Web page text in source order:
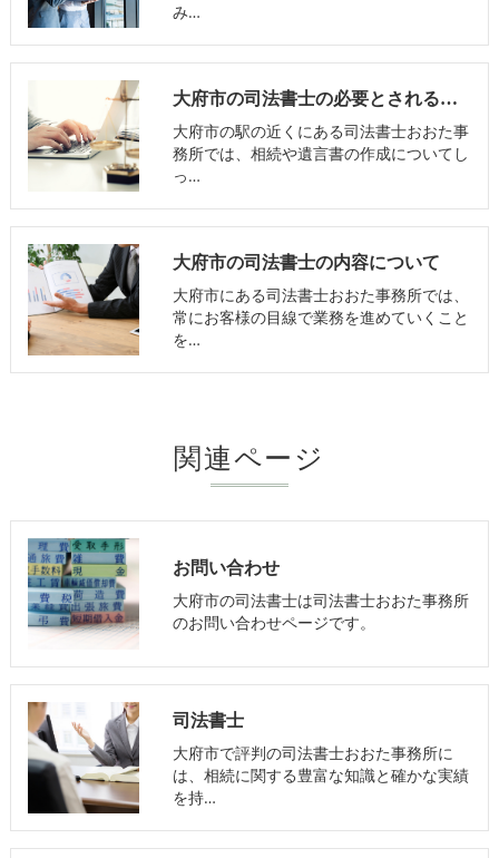
み…
大府市の司法書士の必要とされる理由
大府市の駅の近くにある司法書士おおた事
務所では、相続や遺言書の作成についてし
っ…
大府市の司法書士の内容について
大府市にある司法書士おおた事務所では、
常にお客様の目線で業務を進めていくこと
を…
関連ページ
お問い合わせ
大府市の司法書士は司法書士おおた事務所
のお問い合わせページです。
司法書士
大府市で評判の司法書士おおた事務所に
は、相続に関する豊富な知識と確かな実績
を持…